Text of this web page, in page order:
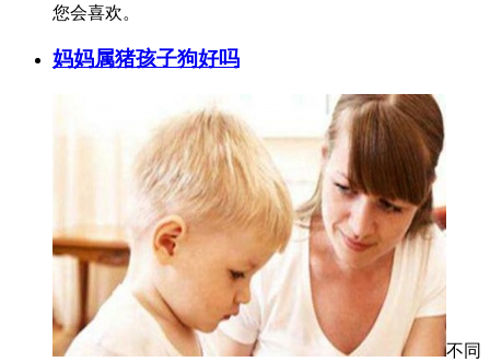
您会喜欢。
妈妈属猪孩子狗好吗
不同